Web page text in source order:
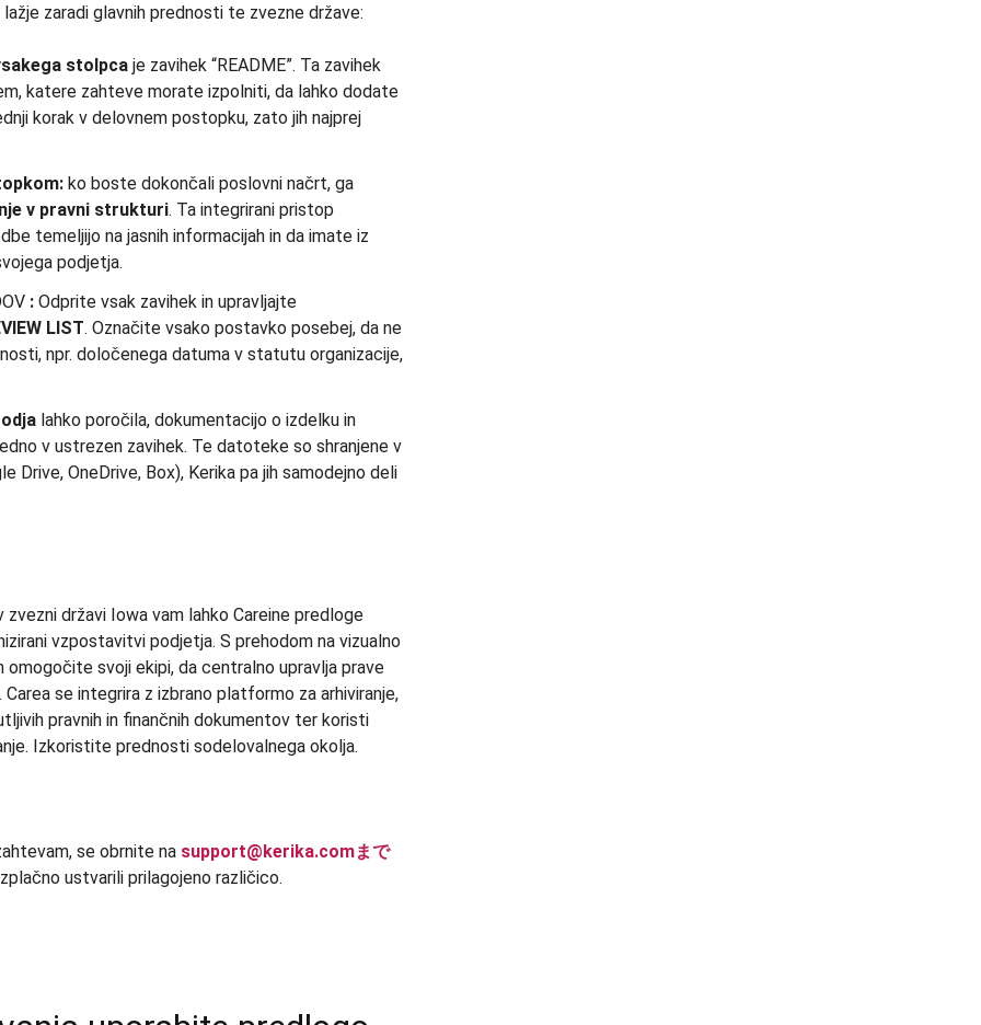
zaradi glavnih prednosti te zvezne države:
stolpca je zavihek “README”. Ta zavihek
katere zahteve morate izpolniti, da lahko dodate
korak v delovnem postopku, zato jih najprej
ko boste dokončali poslovni načrt, ga
v pravni strukturi. Ta integrirani pristop
temeljijo na jasnih informacijah in da imate iz
podjetja.
: Odprite vsak zavihek in upravljajte
LIST. Označite vsako postavko posebej, da ne
npr. določenega datuma v statutu organizacije,
lahko poročila, dokumentacijo o izdelku in
v ustrezen zavihek. Te datoteke so shranjene v
Drive, OneDrive, Box), Kerika pa jih samodejno deli
državi Iowa vam lahko Careine predloge
vzpostavitvi podjetja. S prehodom na vizualno
svoji ekipi, da centralno upravlja prave
se integrira z izbrano platformo za arhiviranje,
pravnih in finančnih dokumentov ter koristi
Izkoristite prednosti sodelovalnega okolja.
se obrnite na support@kerika.comまで
ustvarili prilagojeno različico.